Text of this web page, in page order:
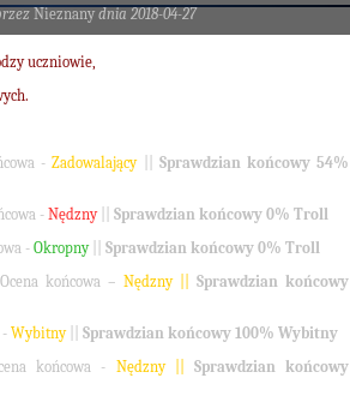
Nieznanydnia 2018-04-27
uczniowie,
-Zadowalający
Sprawdzian końcowy 54%
- Nędzny
Sprawdzian końcowy 0% Troll
-Okropny
Sprawdzian końcowy 0% Troll
Ocena końcowa – Nędzny || Sprawdzian końcowy
- Wybitny
Sprawdzian końcowy 100% Wybitny
końcowa - Nędzny || Sprawdzian końcowy